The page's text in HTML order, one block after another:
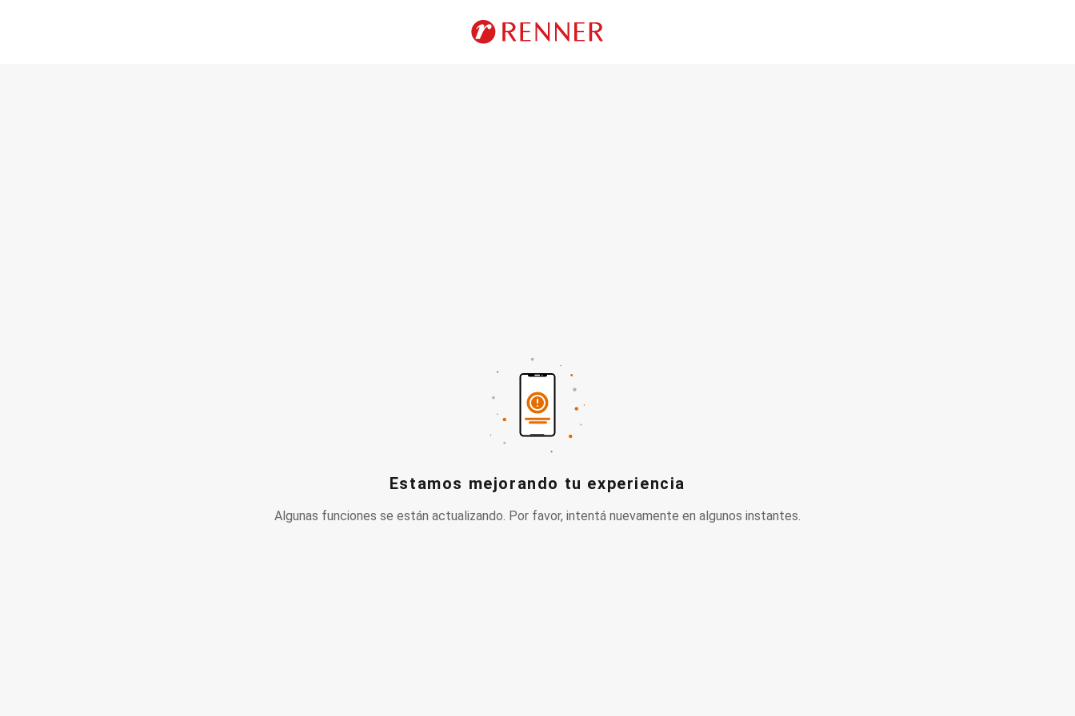
Estamos mejorando tu experiencia
Algunas funciones se están actualizando. Por favor, intentá nuevamente en algunos instantes.